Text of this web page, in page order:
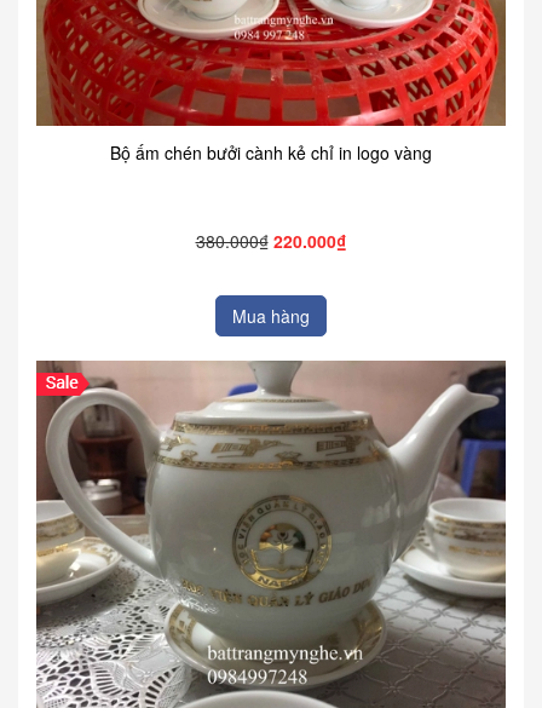
Bộ ấm chén bưởi cành kẻ chỉ in logo vàng
380.000₫ 220.000₫
Mua hàng